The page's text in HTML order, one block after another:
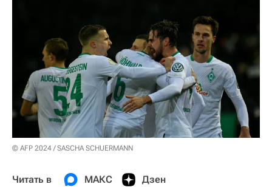
© AFP 2024 / SASCHA SCHUERMANN
Читать в МАКС Дзен